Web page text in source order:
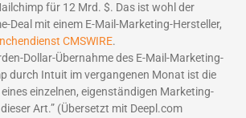
für 12 Mrd. $. Das ist wohl der
Deal mit einem E-Mail-Marketing-Hersteller,
CMSWIRE.
Dollar-Übernahme des E-Mail-Marketing-
durch Intuit im vergangenen Monat ist die
einzelnen, eigenständigen Marketing-
Art.” (Übersetzt mit Deepl.com